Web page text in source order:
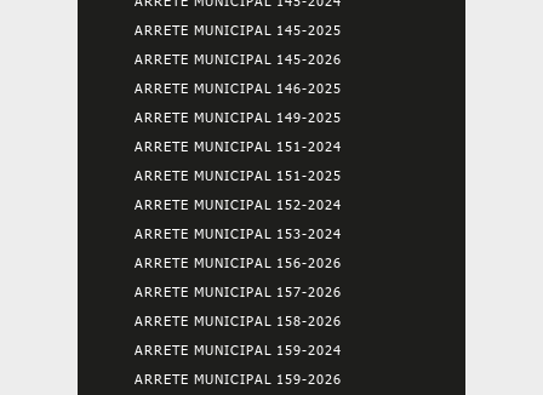
ARRETE MUNICIPAL 145-2025
ARRETE MUNICIPAL 145-2026
ARRETE MUNICIPAL 146-2025
ARRETE MUNICIPAL 149-2025
ARRETE MUNICIPAL 151-2024
ARRETE MUNICIPAL 151-2025
ARRETE MUNICIPAL 152-2024
ARRETE MUNICIPAL 153-2024
ARRETE MUNICIPAL 156-2026
ARRETE MUNICIPAL 157-2026
ARRETE MUNICIPAL 158-2026
ARRETE MUNICIPAL 159-2024
ARRETE MUNICIPAL 159-2026